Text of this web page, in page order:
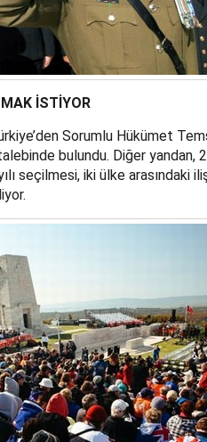
İSTİYOR
Sorumlu Hükümet
bulundu. Diğer yandan,
seçilmesi, iki ülke arasındaki